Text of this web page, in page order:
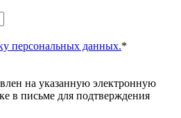
персональных данных.*
на указанную электронную
в письме для подтверждения